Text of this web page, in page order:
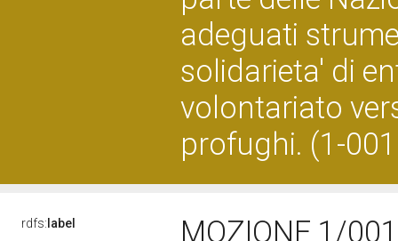
adeguati
solidarieta' di
volontariato
profughi. (1-
rdfs: label MOZIONE 1/